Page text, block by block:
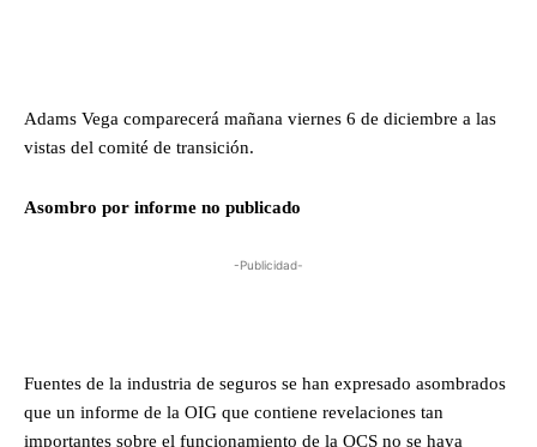
Adams Vega comparecerá mañana viernes 6 de diciembre a las
vistas del comité de transición.
Asombro por informe no publicado
-Publicidad-
Fuentes de la industria de seguros se han expresado asombrados
que un informe de la OIG que contiene revelaciones tan
importantes sobre el funcionamiento de la OCS no se haya